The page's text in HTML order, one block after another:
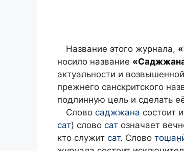
Название этого журнала,
носило название
актуальности и
прежнего санскритского
подлинную цель и сделать
Слово саджжана состоит
сат) слово сат означает
кто служит сат. Слово